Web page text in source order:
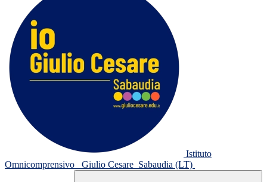
Istituto
Omnicomprensivo
Giulio Cesare Sabaudia (LT)